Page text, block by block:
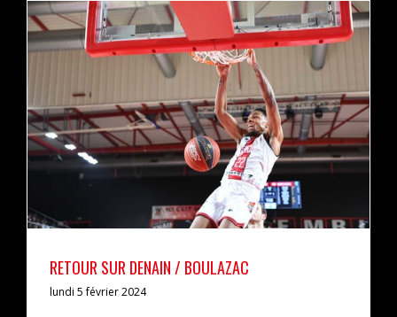
RETOUR SUR DENAIN / BOULAZAC
actualités pro b
RETOUR SUR DENAIN / BOULAZAC
lundi 5 février 2024